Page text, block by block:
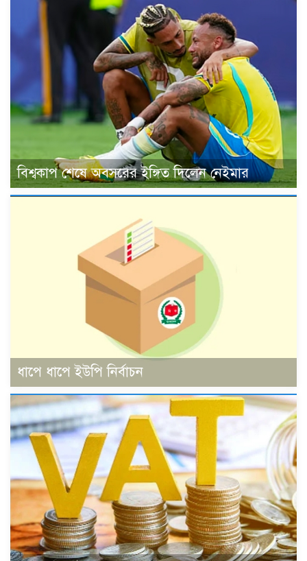
বিশ্বকাপ শেষে অবসরের ইঙ্গিত দিলেন নেইমার
ধাপে ধাপে ইউপি নির্বাচন